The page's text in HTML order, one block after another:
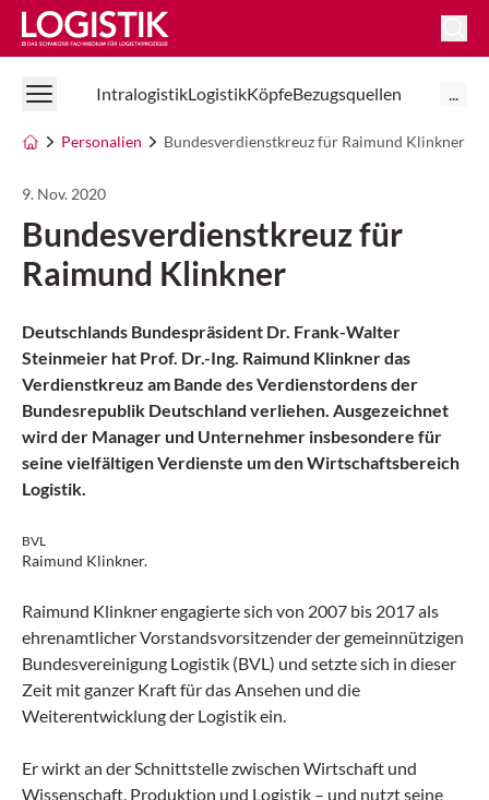
Logistik Online
IntralogistikLogistikKöpfeBezugsquellen ...
Personalien Bundesverdienstkreuz für Raimund Klinkner
9. Nov. 2020
Bundesverdienstkreuz für
Raimund Klinkner
Deutschlands Bundespräsident Dr. Frank-Walter
Steinmeier hat Prof. Dr.-Ing. Raimund Klinkner das
Verdienstkreuz am Bande des Verdienstordens der
Bundesrepublik Deutschland verliehen. Ausgezeichnet
wird der Manager und Unternehmer insbesondere für
seine vielfältigen Verdienste um den Wirtschaftsbereich
Logistik.
BVL
Raimund Klinkner.
Raimund Klinkner engagierte sich von 2007 bis 2017 als
ehrenamtlicher Vorstandsvorsitzender der gemeinnützigen
Bundesvereinigung Logistik (BVL) und setzte sich in dieser
Zeit mit ganzer Kraft für das Ansehen und die
Weiterentwicklung der Logistik ein.
Er wirkt an der Schnittstelle zwischen Wirtschaft und
Wissenschaft, Produktion und Logistik – und nutzt seine